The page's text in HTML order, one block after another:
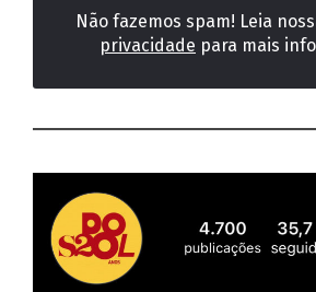
Não fazemos spam! Leia
privacidade para mais